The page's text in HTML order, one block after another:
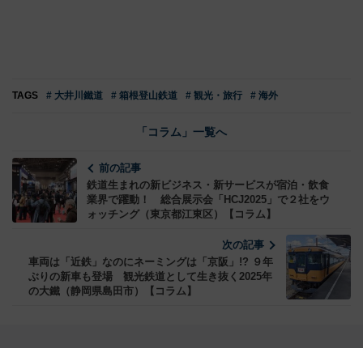
TAGS # 大井川鐵道 # 箱根登山鉄道 # 観光・旅行 # 海外
「コラム」一覧へ
前の記事
鉄道生まれの新ビジネス・新サービスが宿泊・飲食
業界で躍動！ 総合展示会「HCJ2025」で２社をウ
ォッチング（東京都江東区）【コラム】
次の記事
車両は「近鉄」なのにネーミングは「京阪」!? ９年
ぶりの新車も登場 観光鉄道として生き抜く2025年
の大鐵（静岡県島田市）【コラム】